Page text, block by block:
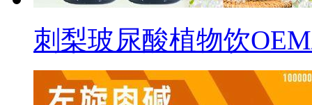
刺梨玻尿酸植物饮